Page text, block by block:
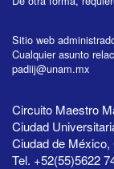
Sitio web
Cualquier asunto
padiij@unam.mx
Circuito Maestro
Ciudad
Ciudad de México,
Tel. +52(55)5622